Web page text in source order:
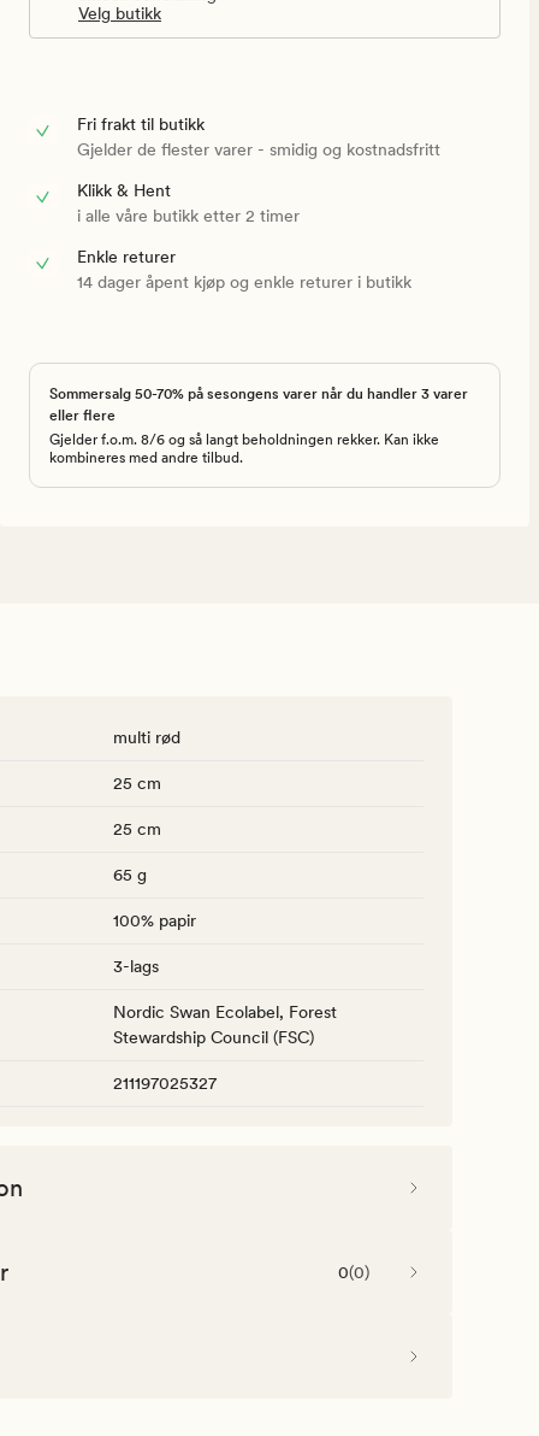
Velg butikk
Fri frakt til butikk
Gjelder de flester varer - smidig og kostnadsfritt
Klikk & Hent
i alle våre butikk etter 2 timer
Enkle returer
14 dager åpent kjøp og enkle returer i butikk
Sommersalg 50-70% på sesongens varer når du handler 3 varer
eller flere
Gjelder f.o.m. 8/6 og så langt beholdningen rekker. Kan ikke
kombineres med andre tilbud.
multi rød
25 cm
25 cm
65 g
100% papir
3-lags
Nordic Swan Ecolabel, Forest
Stewardship Council (FSC)
211197025327
0(0)